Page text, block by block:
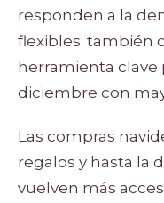
responden a la
flexibles; también
herramienta clave
diciembre con
Las compras
regalos y hasta la
vuelven más